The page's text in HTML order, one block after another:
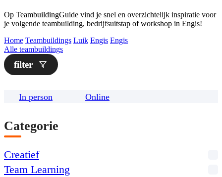
Op TeambuildingGuide vind je snel en overzichtelijk inspiratie voor
je volgende teambuilding, bedrijfsuitstap of workshop in Engis!
Home Teambuildings Luik Engis Engis
Alle teambuildings
filter
In person Online
Categorie
Creatief
Team Learning